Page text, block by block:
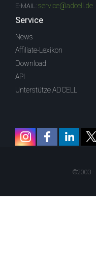
E-MAIL: service@adcell.de
Service
News
Affiliate-Lexikon
Download
API
Unterstütze ADCELL
©2003 -